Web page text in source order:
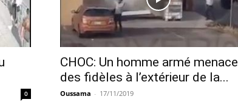
0
CHOC: Un homme armé menace
des fidèles à l’extérieur de la...
Oussama - 17/11/2019